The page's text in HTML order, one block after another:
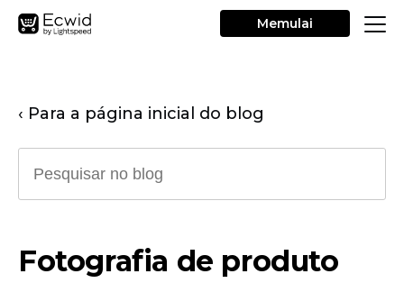
Memulai
‹ Para a página inicial do blog
Fotografia de produto